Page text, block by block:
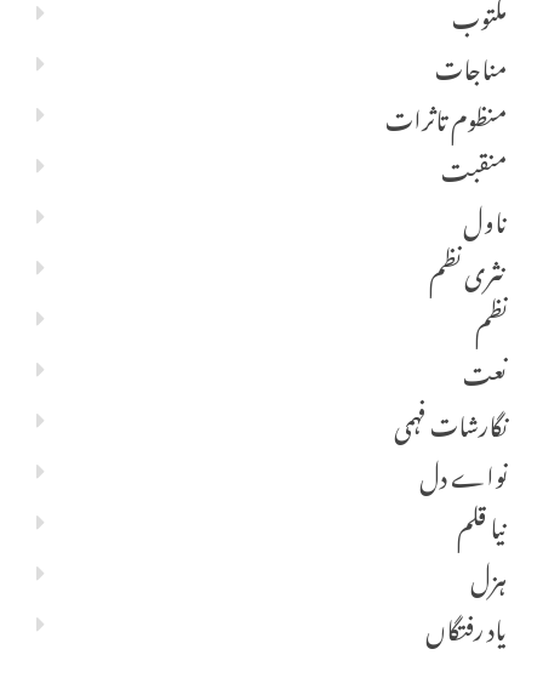
مکتوب
مناجات
منظوم تاثرات
منقبت
ناول
نثری نظم
نظم
نعت
نگارشات فہمی
نواے دل
نیا قلم
ہزل
یاد رفتگاں